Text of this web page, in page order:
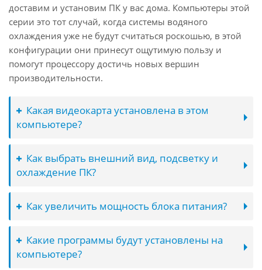
доставим и установим ПК у вас дома. Компьютеры этой
серии это тот случай, когда системы водяного
охлаждения уже не будут считаться роскошью, в этой
конфигурации они принесут ощутимую пользу и
помогут процессору достичь новых вершин
производительности.
Какая видеокарта установлена в этом
компьютере?
Как выбрать внешний вид, подсветку и
охлаждение ПК?
Как увеличить мощность блока питания?
Какие программы будут установлены на
компьютере?